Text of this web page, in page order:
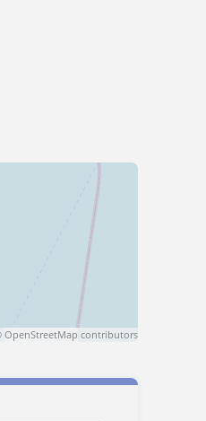
OpenStreetMap contributors